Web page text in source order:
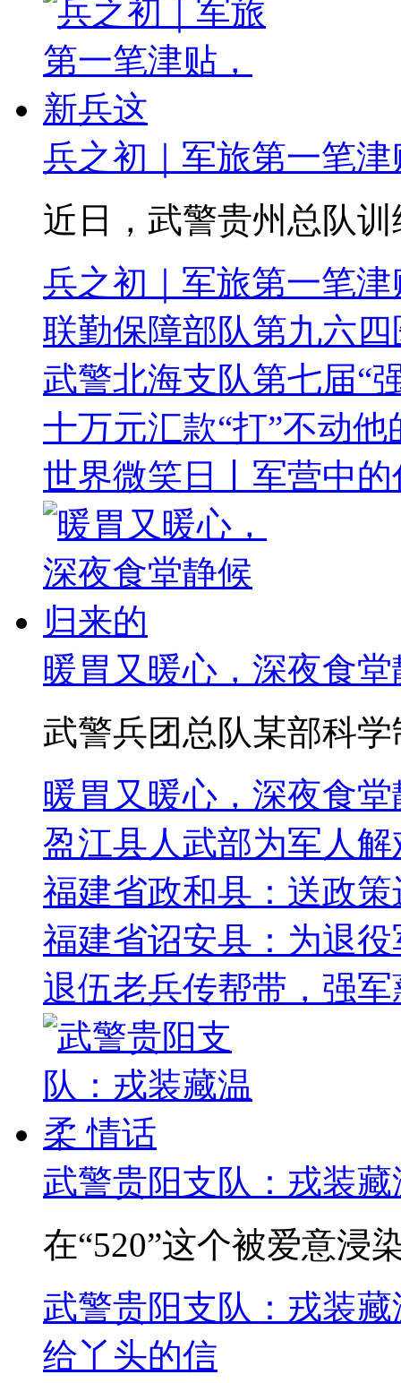
兵之初｜军旅第一笔
近日，武警贵州总队
兵之初｜军旅第一笔
联勤保障部队第九六
武警北海支队第七届“
十万元汇款“打”不动他
世界微笑日丨军营中
暖胃又暖心，深夜食
武警兵团总队某部科
暖胃又暖心，深夜食
盈江县人武部为军人
福建省政和县：送政
福建省诏安县：为退
退伍老兵传帮带，强
武警贵阳支队：戎装
在“520”这个被爱意浸
武警贵阳支队：戎装
给丫头的信